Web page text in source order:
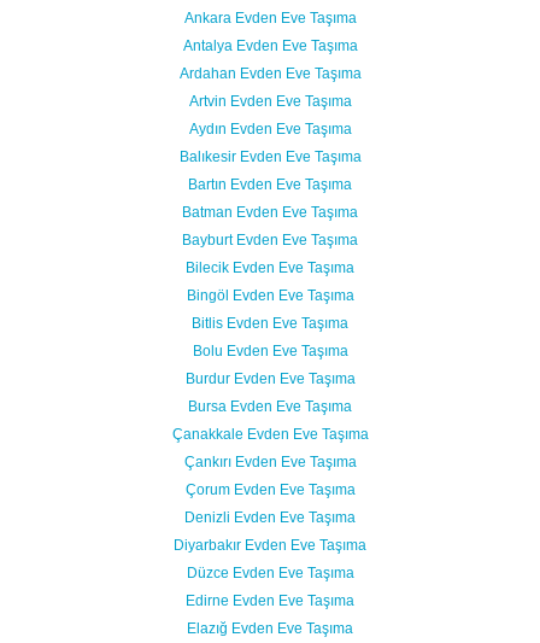
Ankara Evden Eve Taşıma
Antalya Evden Eve Taşıma
Ardahan Evden Eve Taşıma
Artvin Evden Eve Taşıma
Aydın Evden Eve Taşıma
Balıkesir Evden Eve Taşıma
Bartın Evden Eve Taşıma
Batman Evden Eve Taşıma
Bayburt Evden Eve Taşıma
Bilecik Evden Eve Taşıma
Bingöl Evden Eve Taşıma
Bitlis Evden Eve Taşıma
Bolu Evden Eve Taşıma
Burdur Evden Eve Taşıma
Bursa Evden Eve Taşıma
Çanakkale Evden Eve Taşıma
Çankırı Evden Eve Taşıma
Çorum Evden Eve Taşıma
Denizli Evden Eve Taşıma
Diyarbakır Evden Eve Taşıma
Düzce Evden Eve Taşıma
Edirne Evden Eve Taşıma
Elazığ Evden Eve Taşıma